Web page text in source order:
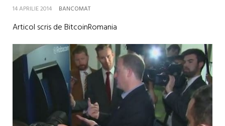
14 APRILIE 2014 BANCOMAT
Articol scris de BitcoinRomania